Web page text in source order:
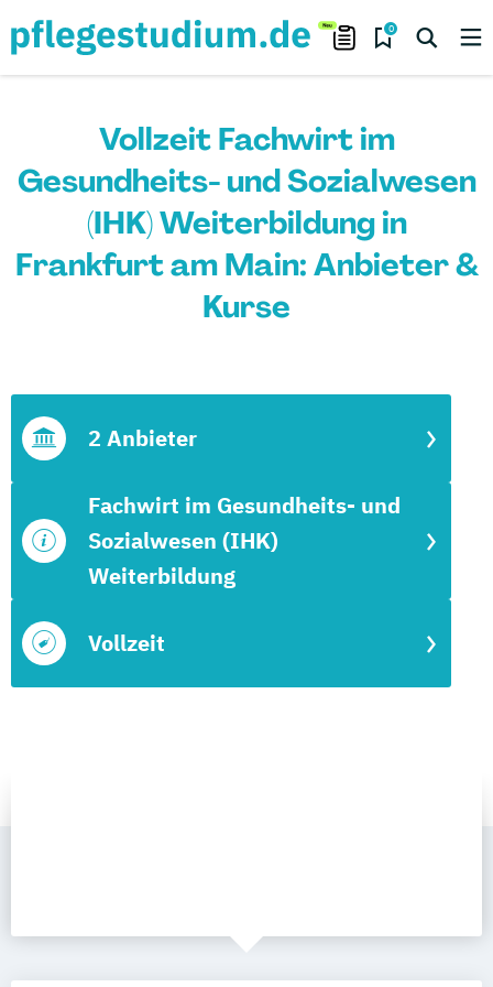
0
Vollzeit Fachwirt im
Gesundheits- und Sozialwesen
(IHK) Weiterbildung in
Frankfurt am Main: Anbieter &
Kurse
Vollzeit
Fachwirt im Gesundheits- und
Sozialwesen (IHK)
Weiterbildung
2 Anbieter